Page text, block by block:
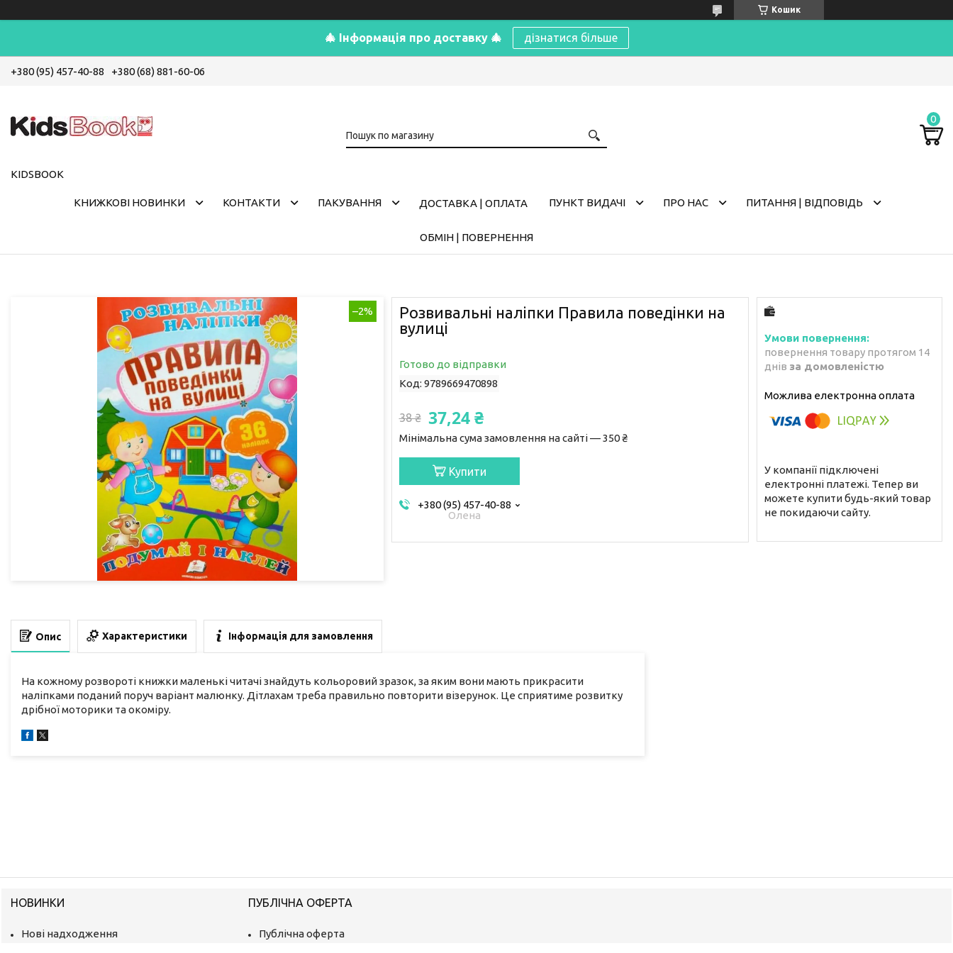
Кошик
🎄 Інформація про доставку 🎄 дізнатися більше
+380 (95) 457-40-88 +380 (68) 881-60-06
KIDSBOOK
КНИЖКОВІ НОВИНКИ КОНТАКТИ ПАКУВАННЯ ДОСТАВКА | ОПЛАТА ПУНКТ ВИДАЧІ ПРО НАС ПИТАННЯ | ВІДПОВІДЬ
ОБМІН | ПОВЕРНЕННЯ
–2%
Розвивальні наліпки Правила поведінки на
вулиці
Готово до відправки
Код: 9789669470898
38 ₴ 37,24 ₴
Мінімальна сума замовлення на сайті — 350 ₴
Купити
+380 (95) 457-40-88
Олена
повернення товару протягом 14
днів за домовленістю
У компанії підключені
електронні платежі. Тепер ви
можете купити будь-який товар
не покидаючи сайту.
Опис Характеристики Інформація для замовлення
На кожному розвороті книжки маленькі читачі знайдуть кольоровий зразок, за яким вони мають прикрасити
наліпками поданий поруч варіант малюнку. Дітлахам треба правильно повторити візерунок. Це сприятиме розвитку
дрібної моторики та окоміру.
НОВИНКИ
Нові надходження
ПУБЛІЧНА ОФЕРТА
Публічна оферта